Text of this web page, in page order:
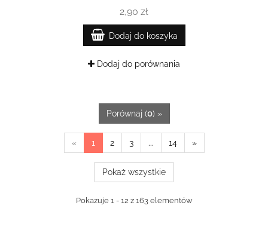
2,90 zł
Dodaj do koszyka
Dodaj do porównania
Porównaj (0) »
« 1 2 3 ... 14 »
Pokaż wszystkie
Pokazuje 1 - 12 z 163 elementów